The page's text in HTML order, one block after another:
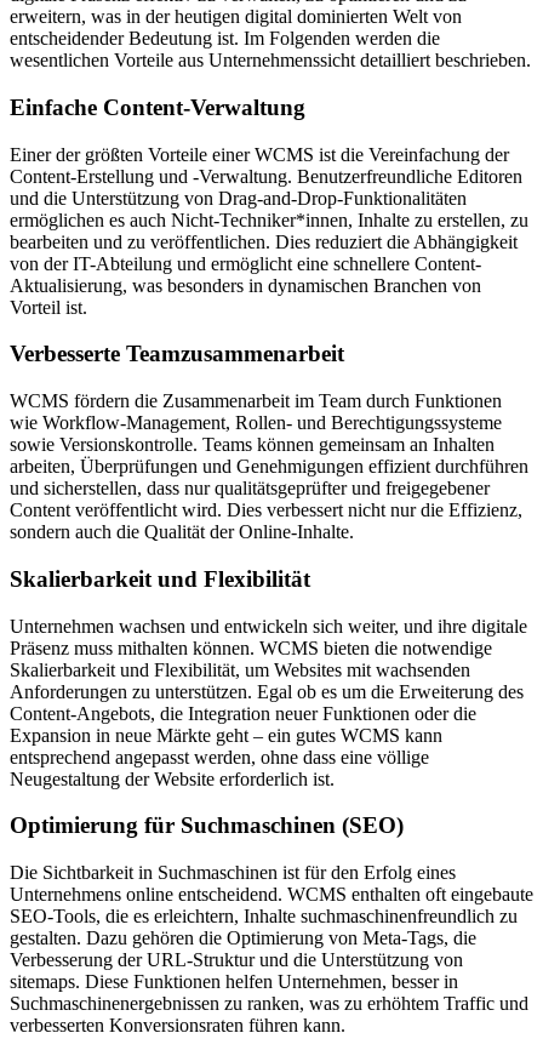
erweitern, was in der heutigen digital dominierten Welt von
entscheidender Bedeutung ist. Im Folgenden werden die
wesentlichen Vorteile aus Unternehmenssicht detailliert beschrieben.
Einfache Content-Verwaltung
Einer der größten Vorteile einer WCMS ist die Vereinfachung der
Content-Erstellung und -Verwaltung. Benutzerfreundliche Editoren
und die Unterstützung von Drag-and-Drop-Funktionalitäten
ermöglichen es auch Nicht-Techniker*innen, Inhalte zu erstellen, zu
bearbeiten und zu veröffentlichen. Dies reduziert die Abhängigkeit
von der IT-Abteilung und ermöglicht eine schnellere Content-
Aktualisierung, was besonders in dynamischen Branchen von
Vorteil ist.
Verbesserte Teamzusammenarbeit
WCMS fördern die Zusammenarbeit im Team durch Funktionen
wie Workflow-Management, Rollen- und Berechtigungssysteme
sowie Versionskontrolle. Teams können gemeinsam an Inhalten
arbeiten, Überprüfungen und Genehmigungen effizient durchführen
und sicherstellen, dass nur qualitätsgeprüfter und freigegebener
Content veröffentlicht wird. Dies verbessert nicht nur die Effizienz,
sondern auch die Qualität der Online-Inhalte.
Skalierbarkeit und Flexibilität
Unternehmen wachsen und entwickeln sich weiter, und ihre digitale
Präsenz muss mithalten können. WCMS bieten die notwendige
Skalierbarkeit und Flexibilität, um Websites mit wachsenden
Anforderungen zu unterstützen. Egal ob es um die Erweiterung des
Content-Angebots, die Integration neuer Funktionen oder die
Expansion in neue Märkte geht – ein gutes WCMS kann
entsprechend angepasst werden, ohne dass eine völlige
Neugestaltung der Website erforderlich ist.
Optimierung für Suchmaschinen (SEO)
Die Sichtbarkeit in Suchmaschinen ist für den Erfolg eines
Unternehmens online entscheidend. WCMS enthalten oft eingebaute
SEO-Tools, die es erleichtern, Inhalte suchmaschinenfreundlich zu
gestalten. Dazu gehören die Optimierung von Meta-Tags, die
Verbesserung der URL-Struktur und die Unterstützung von
sitemaps. Diese Funktionen helfen Unternehmen, besser in
Suchmaschinenergebnissen zu ranken, was zu erhöhtem Traffic und
verbesserten Konversionsraten führen kann.